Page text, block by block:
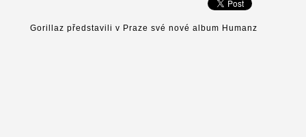
Gorillaz představili v Praze své nové album Humanz